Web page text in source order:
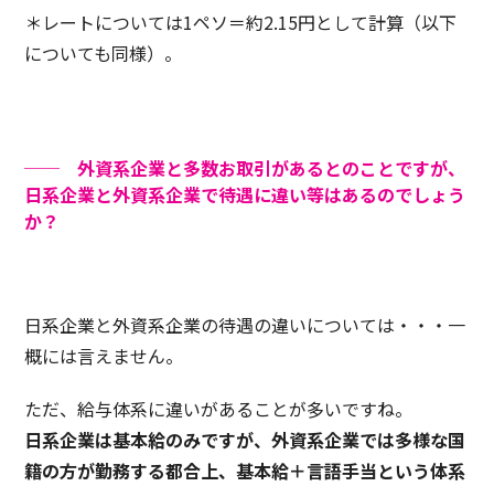
＊レートについては1ペソ＝約2.15円として計算（以下
についても同様）。
── 外資系企業と多数お取引があるとのことですが、
日系企業と外資系企業で待遇に違い等はあるのでしょう
か？
日系企業と外資系企業の待遇の違いについては・・・一
概には言えません。
ただ、給与体系に違いがあることが多いですね。
日系企業は基本給のみですが、外資系企業では多様な国
籍の方が勤務する都合上、基本給＋言語手当という体系